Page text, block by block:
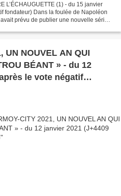
L’ÉCHAUGUETTE (1) - du 15 janvier
fondateur) Dans la foulée de Napoléon
prévu de publier une nouvelle série
BÉANT » - du 12
le vote négatif